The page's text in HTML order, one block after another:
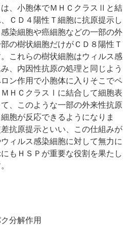
、小胞体でＭＨＣクラスⅡと結
ＣＤ４陽性Ｔ細胞に抗原提示し
染細胞や癌細胞などの一部の外
の樹状細胞だけがＣＤ８陽性Ｔ
これらの樹状細胞はウィルス感
、内因性抗原の処理と同じよう
ン作用で小胞体に入りそこでペ
ＨＣクラスⅠに結合して細胞表
、このような一部の外来性抗原
胞が反応できるようになりま
抗原提示といい、この仕組みが
ィルス感染細胞に対して無力に
もＨＳＰが重要な役割を果たし
分解作用